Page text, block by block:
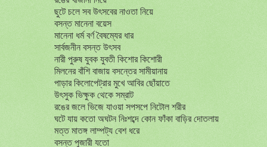
ছুটে চলে সব উৎসবের নাওতা নিয়ে
বসন্ত মানেনা বয়েস
মানেনা ধর্ম বর্ণ বৈষম্যের ধার
সার্বজনীন বসন্ত উৎসব
নারী পুরুষ যুবক যুবতী কিশোর কিশোরী
মিলনের বাঁশি বাজায় বসন্তের সামীয়ানায়
পাড়ার কিলোপেট্রার মুখে আবির ছোঁয়াতে
উৎসুক ভিক্ষুক থেকে সম্রাট
রঙের জলে ভিজে যাওয়া সপসপে নিটোল শরীর
ঘটে যায় কতো অঘটন নিঃশব্দে কোন ফাঁকা বাড়ির দোতলায়
মত্ত মাতঙ্গ লাম্পট্য বেশ ধরে
বসন্ত পুজারী যতো